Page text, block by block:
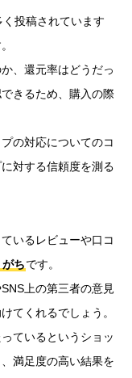
く投稿されています
、還元率はどうだっ
きるため、購入の際
の対応についてのコ
対する信頼度を測る
いるレビューや口コ
ちです。
上の第三者の意見
てくれるでしょう。
ているというショッ
満足度の高い結果を